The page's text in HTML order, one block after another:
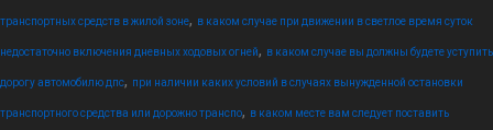
транспортных средств в жилой зоне, в каком случае при движении в светлое время суток
недостаточно включения дневных ходовых огней, в каком случае вы должны будете уступить
дорогу автомобилю дпс, при наличии каких условий в случаях вынужденной остановки
транспортного средства или дорожно транспо, в каком месте вам следует поставить